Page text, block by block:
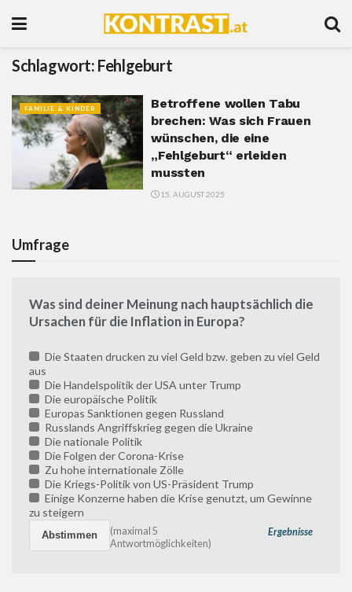
Schlagwort: Fehlgeburt
FAMILIE & KINDER
Betroffene wollen Tabu
brechen: Was sich Frauen
wünschen, die eine
„Fehlgeburt“ erleiden
mussten
15. AUGUST 2025
Umfrage
Was sind deiner Meinung nach hauptsächlich die
Ursachen für die Inflation in Europa?
Die Staaten drucken zu viel Geld bzw. geben zu viel Geld
aus
Die Handelspolitik der USA unter Trump
Die europäische Politik
Europas Sanktionen gegen Russland
Russlands Angriffskrieg gegen die Ukraine
Die nationale Politik
Die Folgen der Corona-Krise
Zu hohe internationale Zölle
Die Kriegs-Politik von US-Präsident Trump
Einige Konzerne haben die Krise genutzt, um Gewinne
zu steigern
Ergebnisse
(maximal 5
Antwortmöglichkeiten)